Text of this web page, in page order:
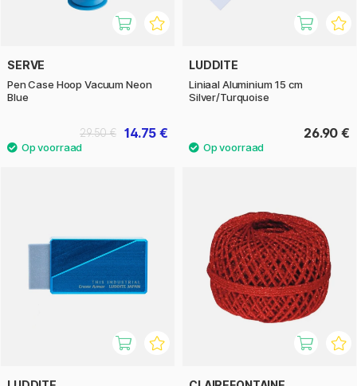
SERVE
Pen Case Hoop Vacuum Neon
Blue
14.75 €
29.50 €
LUDDITE
Liniaal Aluminium 15 cm
Silver/Turquoise
26.90 €